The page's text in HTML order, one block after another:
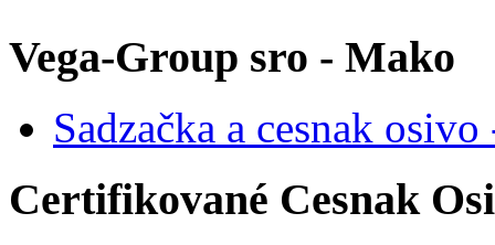
Vega-Group sro - Mako
Sadzačka a cesnak
Certifikované Cesnak